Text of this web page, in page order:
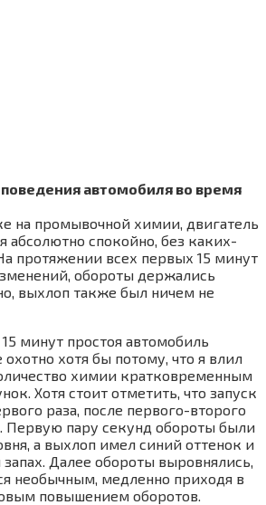
автомобиля во время
на промывочной химии, двигатель
абсолютно спокойно, без каких-
протяжении всех первых 15 минут
обороты держались
выхлоп также был ничем не
минут простоя автомобиль
охотно хотя бы потому, что я влил
химии кратковременным
Хотя стоит отметить, что запуск
раза, после первого-второго
Первую пару секунд обороты были
а выхлоп имел синий оттенок и
Далее обороты выровнялись,
необычным, медленно приходя в
повышением оборотов.